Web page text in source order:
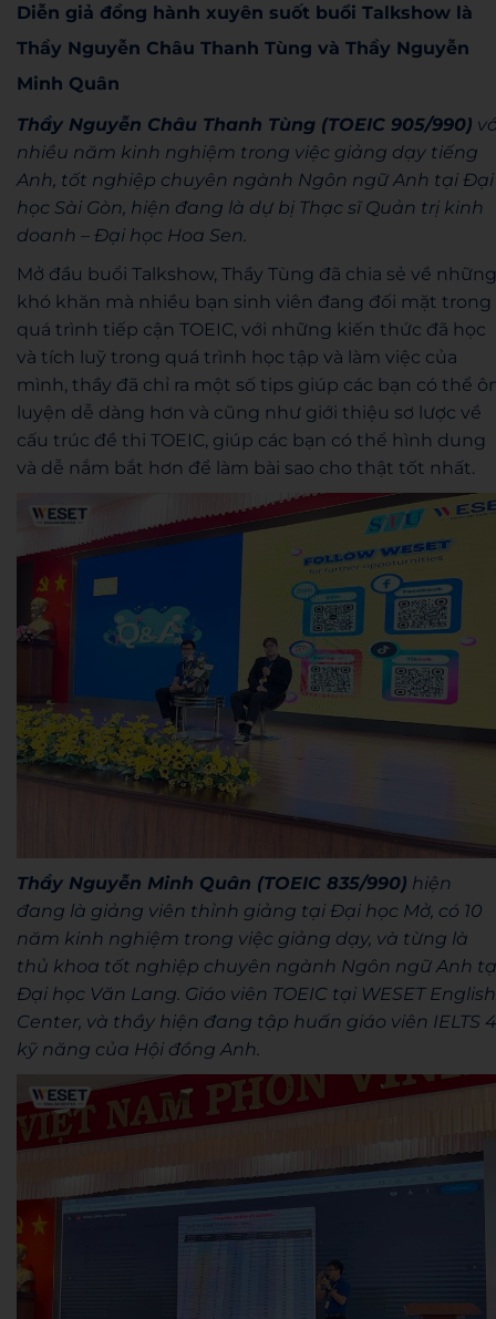
Diễn giả đồng hành xuyên suốt buổi Talkshow là
Thầy Nguyễn Châu Thanh Tùng và Thầy Nguyễn
Minh Quân
Thầy Nguyễn Châu Thanh Tùng (TOEIC 905/990)
nhiều năm kinh nghiệm trong việc giảng dạy tiếng
Anh, tốt nghiệp chuyên ngành Ngôn ngữ Anh tại Đại
học Sài Gòn, hiện đang là dự bị Thạc sĩ Quản trị kinh
doanh – Đại học Hoa Sen.
Mở đầu buổi Talkshow, Thầy Tùng đã chia sẻ về những
khó khăn mà nhiều bạn sinh viên đang đối mặt trong
quá trình tiếp cận TOEIC, với những kiến thức đã học
và tích luỹ trong quá trình học tập và làm việc của
mình, thầy đã chỉ ra một số tips giúp các bạn có thể
luyện dễ dàng hơn và cũng như giới thiệu sơ lược về
cấu trúc đề thi TOEIC, giúp các bạn có thể hình dung
và dễ nắm bắt hơn để làm bài sao cho thật tốt nhất.
Thầy Nguyễn Minh Quân (TOEIC 835/990) hiện
đang là giảng viên thỉnh giảng tại Đại học Mở, có 10
năm kinh nghiệm trong việc giảng dạy, và từng là
thủ khoa tốt nghiệp chuyên ngành Ngôn ngữ Anh
Đại học Văn Lang. Giáo viên TOEIC tại WESET English
Center, và thầy hiện đang tập huấn giáo viên IELTS 4
kỹ năng của Hội đồng Anh.